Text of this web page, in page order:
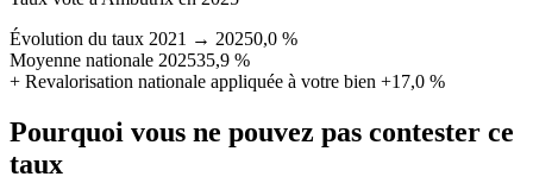
Évolution du taux 2021 → 20250,0 %
Moyenne nationale 202535,9 %
+ Revalorisation nationale appliquée à votre bien +17,0 %
Pourquoi vous ne pouvez pas contester ce
taux